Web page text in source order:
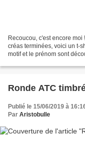
Recoucou, c'est encore
créas terminées, voici un t-
motif et le prénom sont
Ronde ATC
Publié le 15/06/2019 à
Par Aristobulle